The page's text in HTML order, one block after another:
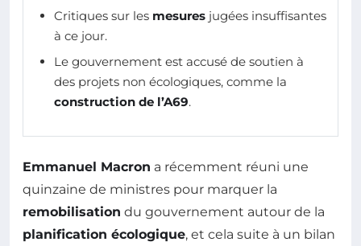
Critiques sur les mesures jugées insuffisantes
à ce jour.
Le gouvernement est accusé de soutien à
des projets non écologiques, comme la
construction de l’A69.
Emmanuel Macron a récemment réuni une
quinzaine de ministres pour marquer la
remobilisation du gouvernement autour de la
planification écologique, et cela suite à un bilan